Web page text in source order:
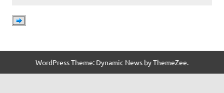
WordPress Theme: Dynamic News by ThemeZee.